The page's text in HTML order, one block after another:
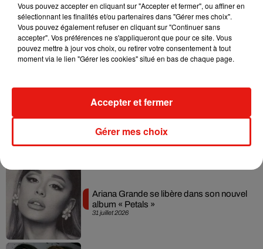
4 août 2026
Ariana Grande prendra une pause après
sa tournée mondiale
31 juillet 2026
en road-trip dans son nouveau clip
31 juillet 2026
Ariana Grande se libère dans son nouvel
album « Petals »
Vous pouvez accepter en cliquant sur "Accepter et fermer", ou affiner en
sélectionnant les finalités et/ou partenaires dans "Gérer mes choix".
Vous pouvez également refuser en cliquant sur "Continuer sans
accepter". Vos préférences ne s'appliqueront que pour ce site. Vous
pouvez mettre à jour vos choix, ou retirer votre consentement à tout
moment via le lien "Gérer les cookies" situé en bas de chaque page.
Gérer mes choix
Accepter et fermer